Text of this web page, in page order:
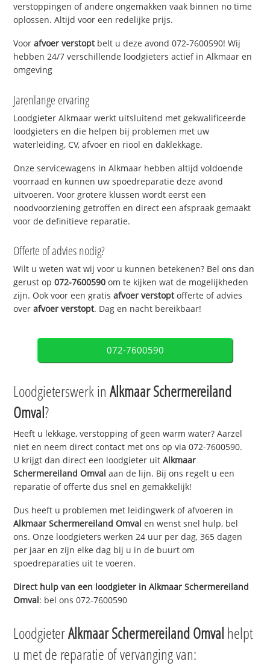
verstoppingen of andere ongemakken vaak binnen no time
oplossen. Altijd voor een redelijke prijs.
Voorafvoer verstoptbelt u deze avond 072-7600590! Wij
hebben 24/7 verschillende loodgieters actief in Alkmaar en
omgeving
Jarenlange ervaring
Loodgieter Alkmaar werkt uitsluitend met gekwalificeerde
loodgieters en die helpen bij problemen met uw
waterleiding, CV, afvoer en riool en daklekkage.
Onze servicewagens in Alkmaar hebben altijd voldoende
voorraad en kunnen uw spoedreparatie deze avond
uitvoeren. Voor grotere klussen wordt eerst een
noodvoorziening getroffen en direct een afspraak gemaakt
voor de definitieve reparatie.
Offerte of advies nodig?
Wilt u weten wat wij voor u kunnen betekenen? Bel ons dan
gerust op072-7600590 om te kijken wat de mogelijkheden
zijn. Ook voor een gratisafvoer verstoptofferte of advies
overafvoer verstopt. Dag en nacht bereikbaar!
072-7600590
Loodgieterswerk inAlkmaar Schermereiland
Omval?
Heeft u lekkage, verstopping of geen warm water? Aarzel
niet en neem direct contact met ons op via 072-7600590.
U krijgt dan direct een loodgieter uitAlkmaar
Schermereiland Omval aan de lijn. Bij ons regelt u een
reparatie of offerte dus snel en gemakkelijk!
Dus heeft u problemen met leidingwerk of afvoeren in
Alkmaar Schermereiland Omval en wenst snel hulp, bel
ons. Onze loodgieters werken 24 uur per dag, 365 dagen
per jaar en zijn elke dag bij u in de buurt om
spoedreparaties uit te voeren.
Direct hulp van een loodgieter inAlkmaar Schermereiland
Omval: bel ons 072-7600590
LoodgieterAlkmaar Schermereiland Omval helpt
u met de reparatie of vervanging van: